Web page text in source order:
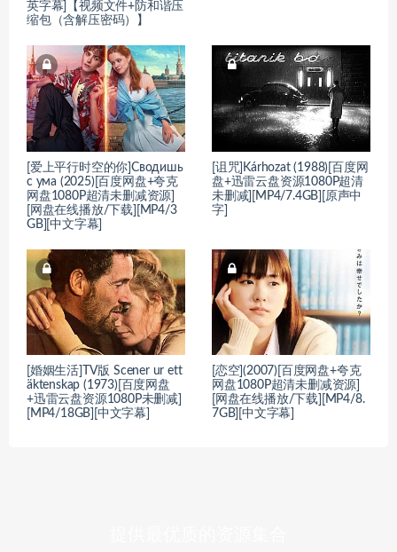
英字幕]【视频文件+防和谐压
缩包（含解压密码）】
[爱上平行时空的你]Сводишь
с ума (2025)[百度网盘+夸克
网盘1080P超清未删减资源]
[网盘在线播放/下载][MP4/3
GB][中文字幕]
[诅咒]Kárhozat (1988)[百度网
盘+迅雷云盘资源1080P超清
未删减][MP4/7.4GB][原声中
字]
[婚姻生活]TV版 Scener ur ett
äktenskap (1973)[百度网盘
+迅雷云盘资源1080P未删减]
[MP4/18GB][中文字幕]
[恋空](2007)[百度网盘+夸克
网盘1080P超清未删减资源]
[网盘在线播放/下载][MP4/8.
7GB][中文字幕]